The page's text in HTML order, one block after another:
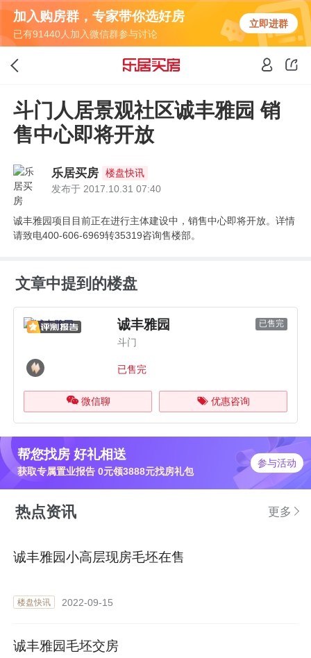
加入购房群，专家带你选好房
已有91440人加入微信群参与讨论
立即进群
斗门人居景观社区诚丰雅园 销
售中心即将开放
乐居买房
楼盘快讯
发布于 2017.10.31 07:40
诚丰雅园项目目前正在进行主体建设中，销售中心即将开放。详情
请致电400-606-6969转35319咨询售楼部。
文章中提到的楼盘
诚丰雅园 已售完
斗门
已售完
微信聊 优惠咨询
帮您找房 好礼相送
获取专属置业报告 0元领3888元找房礼包
参与活动
热点资讯 更多
诚丰雅园小高层现房毛坯在售
楼盘快讯 2022-09-15
诚丰雅园毛坯交房